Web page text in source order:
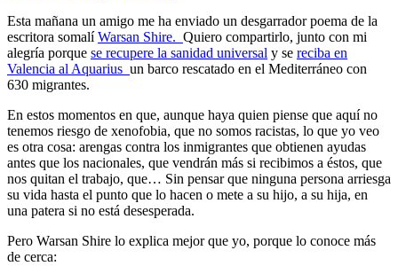
Esta mañana un amigo me ha enviado un desgarrador poema de la
escritora somalí Warsan Shire. Quiero compartirlo, junto con mi
alegría porque se recupere la sanidad universal y se reciba en
Valencia al Aquarius un barco rescatado en el Mediterráneo con
630 migrantes.
En estos momentos en que, aunque haya quien piense que aquí no
tenemos riesgo de xenofobia, que no somos racistas, lo que yo veo
es otra cosa: arengas contra los inmigrantes que obtienen ayudas
antes que los nacionales, que vendrán más si recibimos a éstos, que
nos quitan el trabajo, que… Sin pensar que ninguna persona arriesga
su vida hasta el punto que lo hacen o mete a su hijo, a su hija, en
una patera si no está desesperada.
Pero Warsan Shire lo explica mejor que yo, porque lo conoce más
de cerca: